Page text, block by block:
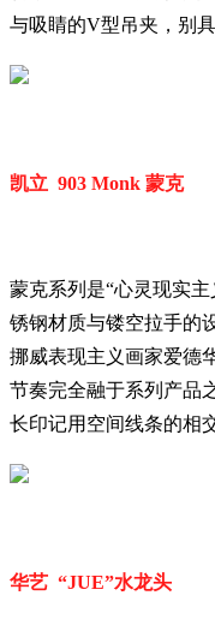
与吸睛的V型吊夹，别
凯立 903 Monk 蒙克
蒙克系列是“心灵现实
锈钢材质与镂空拉手的
挪威表现主义画家爱德
节奏完全融于系列产品
长印记用空间线条的相
华艺 “JUE”水龙头